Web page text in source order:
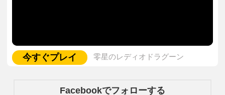
今すぐプレイ 零星のレディオドラグーン
Facebookでフォローする